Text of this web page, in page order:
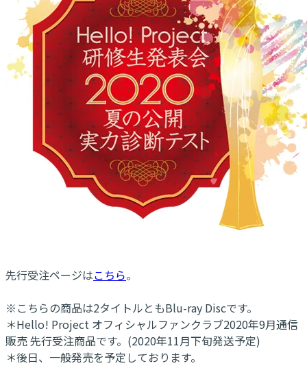
先行受注ページはこちら。
※こちらの商品は2タイトルともBlu-ray Discです。
＊Hello! Project オフィシャルファンクラブ2020年9月通信
販売 先行受注商品です。(2020年11月下旬発送予定)
＊後日、一般発売を予定しております。